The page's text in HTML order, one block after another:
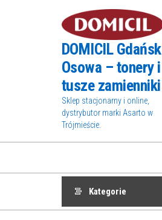
DOMICIL Gdańsk
Osowa – tonery i
tusze zamienniki
Sklep stacjonarny i online,
dystrybutor marki Asarto w
Trójmieście.
Kategorie